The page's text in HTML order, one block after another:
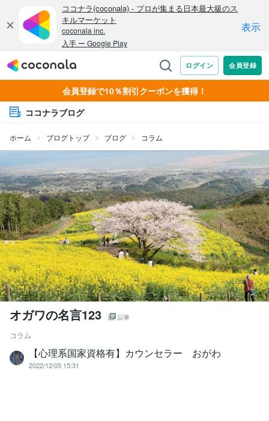
会員登録で10％割引クーポンを獲得！
ココナラブログ
ホーム ブログトップ ブログ コラム
オガワの名言123 記事
コラム
【心理系国家資格有】カウンセラー おがわ
2022/12/05 15:31